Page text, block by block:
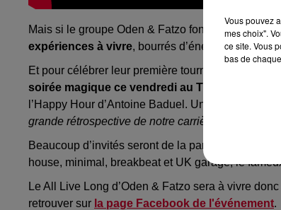
Mais si le groupe Oden & Fatzo fonctionne aussi
expériences à vivre, bourrés d’énergie et de
Et pour célébrer leur première tournée
soirée magique ce vendredi au Trabendo de
l’ Happy Hour d’Antoine Baduel . Une interview
grande rétrospective de notre carrière durant
Beaucoup d’invités seront de la partie pour cette
house, minimal , breakbeatet UK garage, le
Le All
Live Long d’Oden & Fatzo sera à vivre
retrouver sur la page Facebook de l'événement.
Vous pouvez
mes choix".
ce site. Vous
bas de